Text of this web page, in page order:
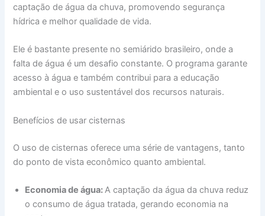
captação de água da chuva, promovendo segurança
hídrica e melhor qualidade de vida.
Ele é bastante presente no semiárido brasileiro, onde a
falta de água é um desafio constante. O programa garante
acesso à água e também contribui para a educação
ambiental e o uso sustentável dos recursos naturais.
Benefícios de usar cisternas
O uso de cisternas oferece uma série de vantagens, tanto
do ponto de vista econômico quanto ambiental.
Economia de água:A captação da água da chuva reduz
o consumo de água tratada, gerando economia na